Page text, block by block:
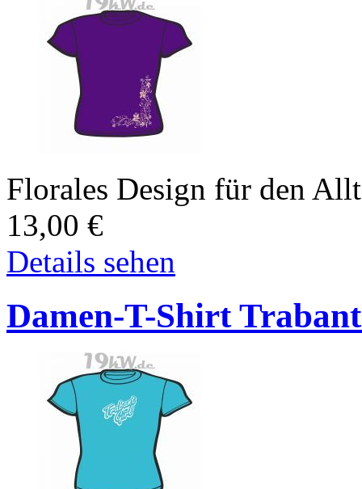
Florales Design für den
13,00 €
Details sehen
Damen-T-Shirt